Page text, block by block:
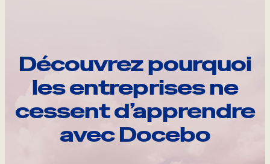
Découvrez pourquoi
les entreprises ne
cessent d’apprendre
avec Docebo